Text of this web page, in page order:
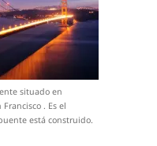
situado en
. Es el
está construido.